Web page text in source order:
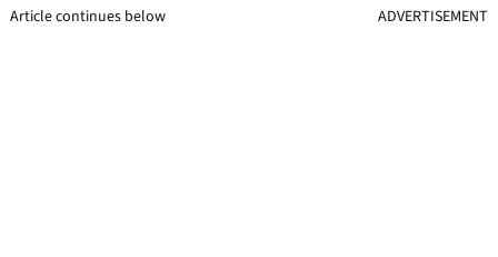
Article continues below ADVERTISEMENT